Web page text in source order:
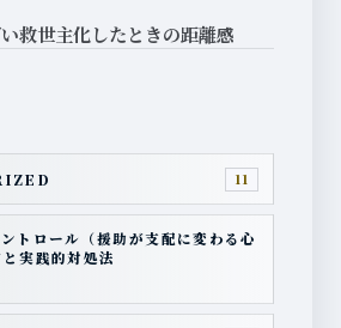
救世主化したときの距離感
11
トロール（援助が支配に変わる心
実践的対処法